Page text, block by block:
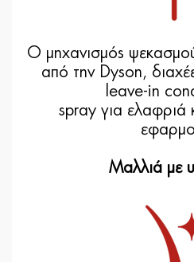
Ο μηχανισμός
από την Dyson,
leave-in
spray για ελαφριά
Μαλλιά με